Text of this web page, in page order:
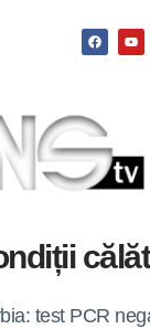
test PCR